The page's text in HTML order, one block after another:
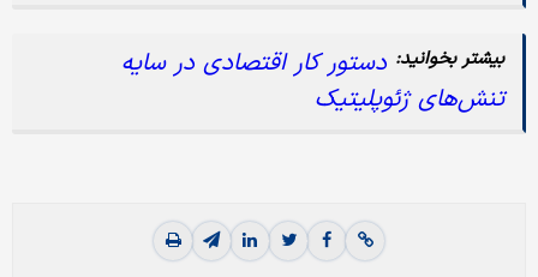
دستور کار اقتصادی در سایه
تنش‌های ژئوپلیتیک